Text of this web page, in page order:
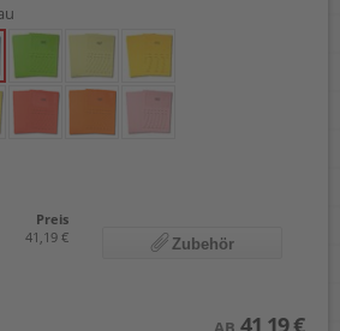
Preis
41,19 € Zubehör
41,19 €